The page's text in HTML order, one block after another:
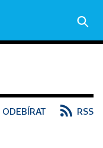
ODEBÍRAT RSS